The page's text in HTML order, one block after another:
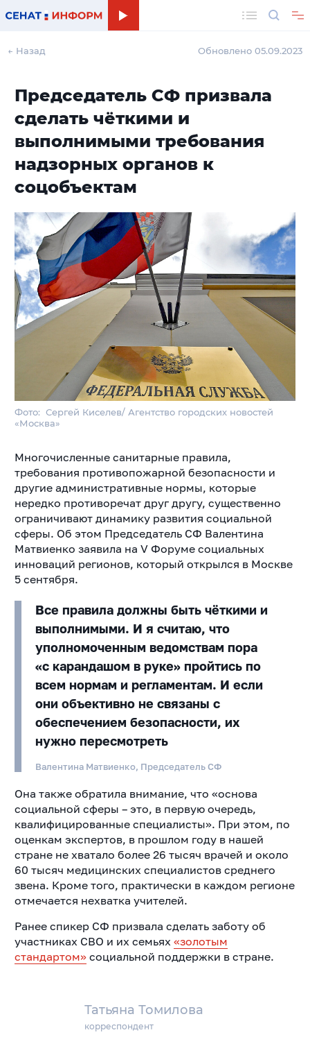
Татьяна Томилова
корреспондент
← Назад Обновлено 05.09.2023
Председатель СФ призвала
сделать чёткими и
выполнимыми требования
надзорных органов к
соцобъектам
Фото: Сергей Киселев/ Агентство городских новостей
«Москва»
Многочисленные санитарные правила,
требования противопожарной безопасности и
другие административные нормы, которые
нередко противоречат друг другу, существенно
ограничивают динамику развития социальной
сферы. Об этом Председатель СФ Валентина
Матвиенко заявила на V Форуме социальных
инноваций регионов, который открылся в Москве
5 сентября.
Все правила должны быть чёткими и
выполнимыми. И я считаю, что
уполномоченным ведомствам пора
«с карандашом в руке» пройтись по
всем нормам и регламентам. И если
они объективно не связаны с
обеспечением безопасности, их
нужно пересмотреть
Валентина Матвиенко, Председатель СФ
Она также обратила внимание, что «основа
социальной сферы – это, в первую очередь,
квалифицированные специалисты». При этом, по
оценкам экспертов, в прошлом году в нашей
стране не хватало более 26 тысяч врачей и около
60 тысяч медицинских специалистов среднего
звена. Кроме того, практически в каждом регионе
отмечается нехватка учителей.
Ранее спикер СФ призвала сделать заботу об
участниках СВО и их семьях «золотым
стандартом»социальной поддержки в стране.